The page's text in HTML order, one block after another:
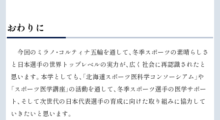
ッ
おわりに
今回のミラノ・コルティナ五輪を通して、冬季スポーツの素晴らしさ
と日本選手の世界トップレベルの実力が、広く社会に再認識されたと
思います。本学としても、「北海道スポーツ医科学コンソーシアム」や
「スポーツ医学講座」の活動を通して、冬季スポーツ選手の医学サポー
ト、そして次世代の日本代表選手の育成に向けた取り組みに協力して
いきたいと思います。